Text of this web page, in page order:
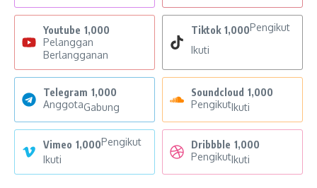
Youtube 1,000
Pelanggan
Berlangganan
Tiktok 1,000Pengikut
Ikuti
Telegram 1,000
AnggotaGabung
Soundcloud 1,000
PengikutIkuti
Vimeo 1,000Pengikut
Ikuti
Dribbble 1,000
PengikutIkuti